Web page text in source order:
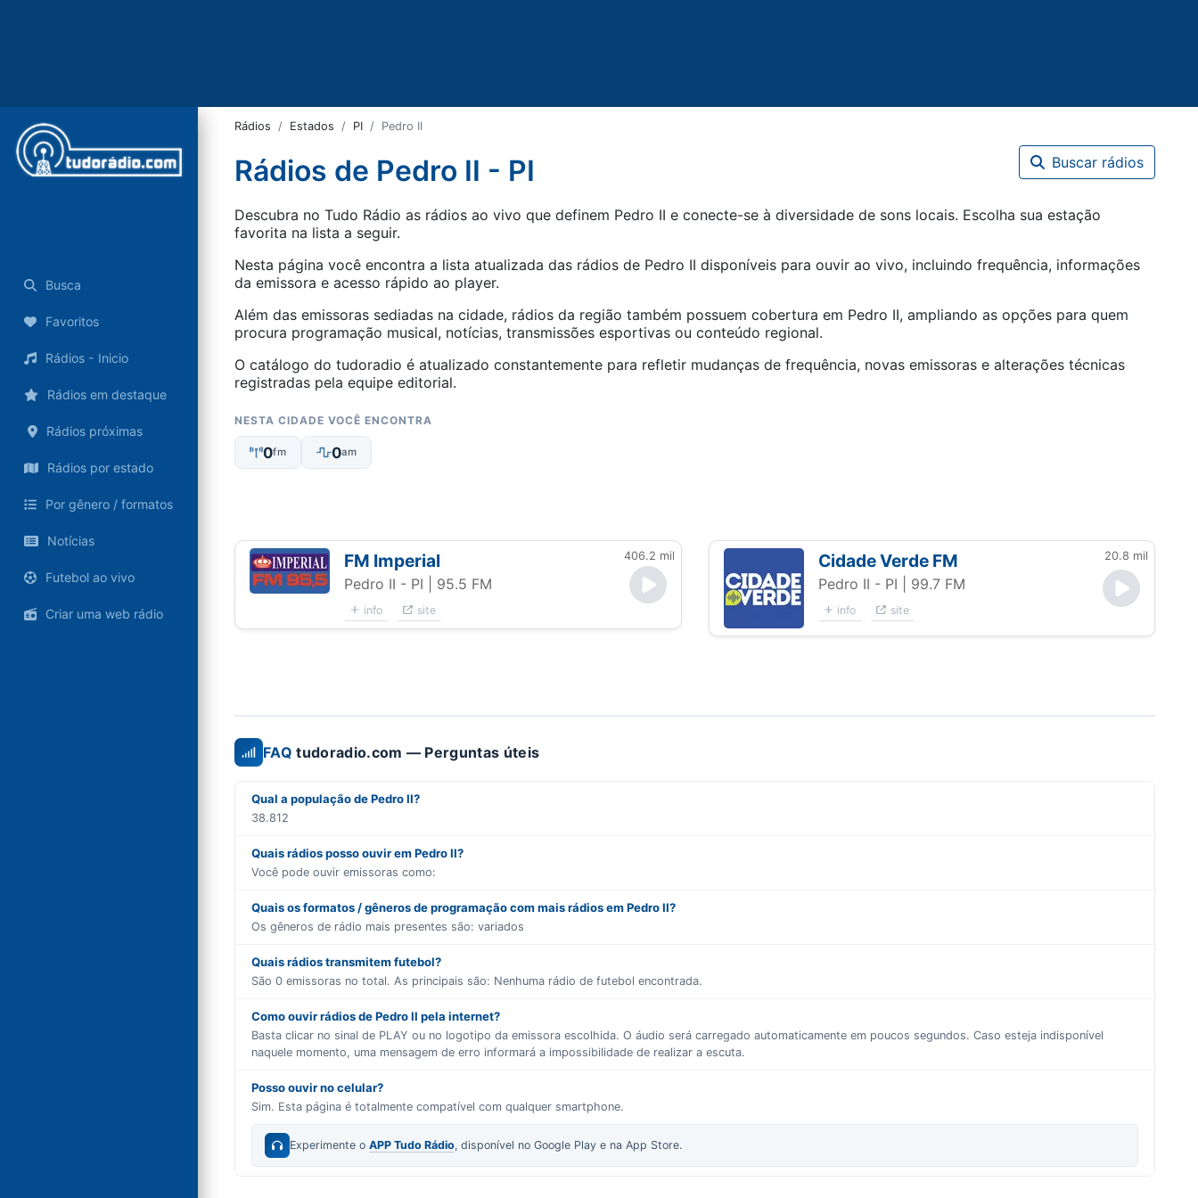
Busca
Favoritos
Rádios - Inicio
Rádios em destaque
Rádios próximas
Rádios por estado
Por gênero / formatos
Notícias
Futebol ao vivo
Criar uma web rádio
Rádios Estados PI Pedro II
Rádios de Pedro II - PI Buscar rádios
Descubra no Tudo Rádio as rádios ao vivo que definem Pedro II e conecte-se à diversidade de sons locais. Escolha sua estação
favorita na lista a seguir.
Nesta página você encontra a lista atualizada das rádios de Pedro II disponíveis para ouvir ao vivo, incluindo frequência, informações
da emissora e acesso rápido ao player.
Além das emissoras sediadas na cidade, rádios da região também possuem cobertura em Pedro II, ampliando as opções para quem
procura programação musical, notícias, transmissões esportivas ou conteúdo regional.
O catálogo do tudoradio é atualizado constantemente para refletir mudanças de frequência, novas emissoras e alterações técnicas
registradas pela equipe editorial.
NESTA CIDADE VOCÊ ENCONTRA
0fm 0am
FM Imperial 406.2 mil
Pedro II - PI | 95.5 FM
info site
Cidade Verde FM 20.8 mil
Pedro II - PI | 99.7 FM
info site
FAQ tudoradio.com — Perguntas úteis
Qual a população de Pedro II?
38.812
Quais rádios posso ouvir em Pedro II?
Você pode ouvir emissoras como:
Quais os formatos / gêneros de programação com mais rádios em Pedro II?
Os gêneros de rádio mais presentes são:variados
Quais rádios transmitem futebol?
São0 emissoras no total. As principais são: Nenhuma rádio de futebol encontrada.
Como ouvir rádios de Pedro II pela internet?
Basta clicar no sinal de PLAY ou no logotipo da emissora escolhida. O áudio será carregado automaticamente em poucos segundos. Caso esteja indisponível
naquele momento, uma mensagem de erro informará a impossibilidade de realizar a escuta.
Posso ouvir no celular?
Sim. Esta página é totalmente compatível com qualquer smartphone.
Experimente oAPP Tudo Rádio, disponível no Google Play e na App Store.